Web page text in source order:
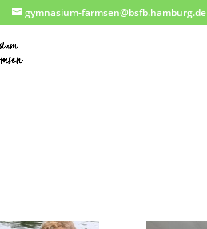
gymnasium-farmsen@bsfb.hamburg.de